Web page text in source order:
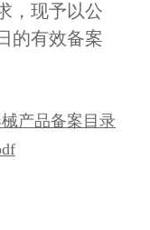
，现予以公
的有效备案
产品备案目录